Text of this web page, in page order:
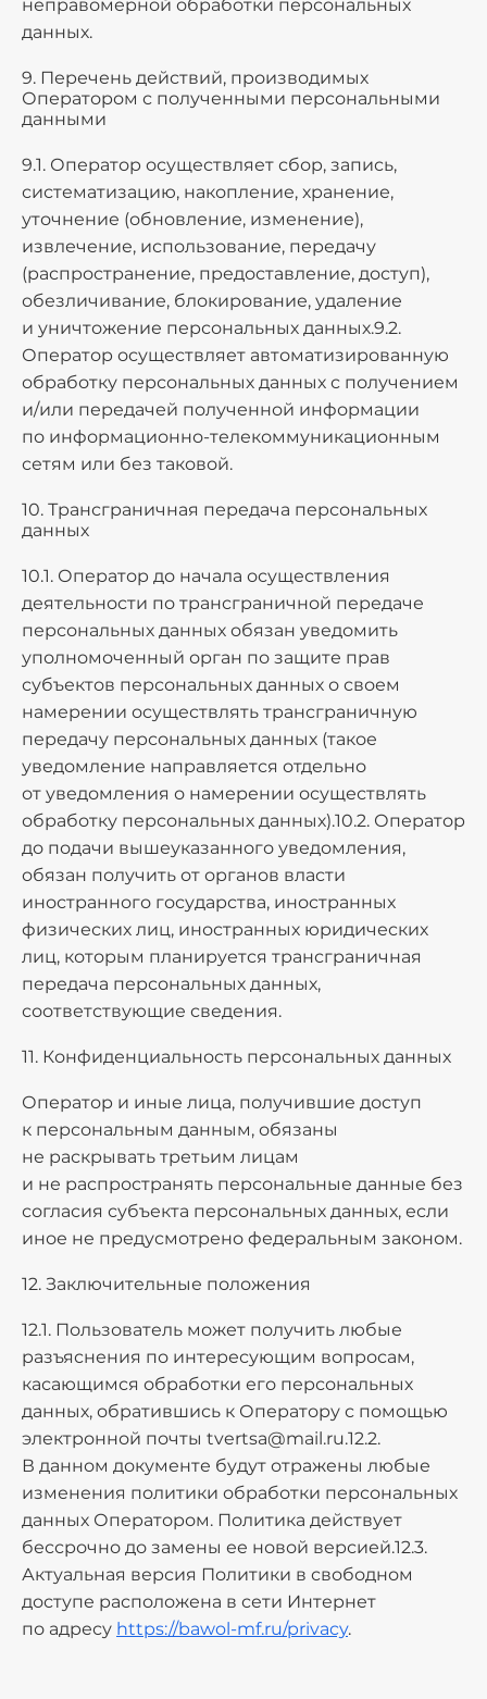
неправомерной обработки персональных
данных.
9. Перечень действий, производимых
Оператором с полученными персональными
данными
9.1. Оператор осуществляет сбор, запись,
систематизацию, накопление, хранение,
уточнение (обновление, изменение),
извлечение, использование, передачу
(распространение, предоставление, доступ),
обезличивание, блокирование, удаление
и уничтожение персональных данных.9.2.
Оператор осуществляет автоматизированную
обработку персональных данных с получением
и/или передачей полученной информации
по информационно-телекоммуникационным
сетям или без таковой.
10. Трансграничная передача персональных
данных
10.1. Оператор до начала осуществления
деятельности по трансграничной передаче
персональных данных обязан уведомить
уполномоченный орган по защите прав
субъектов персональных данных о своем
намерении осуществлять трансграничную
передачу персональных данных (такое
уведомление направляется отдельно
от уведомления о намерении осуществлять
обработку персональных данных).10.2. Оператор
до подачи вышеуказанного уведомления,
обязан получить от органов власти
иностранного государства, иностранных
физических лиц, иностранных юридических
лиц, которым планируется трансграничная
передача персональных данных,
соответствующие сведения.
11. Конфиденциальность персональных данных
Оператор и иные лица, получившие доступ
к персональным данным, обязаны
не раскрывать третьим лицам
и не распространять персональные данные без
согласия субъекта персональных данных, если
иное не предусмотрено федеральным законом.
12. Заключительные положения
12.1. Пользователь может получить любые
разъяснения по интересующим вопросам,
касающимся обработки его персональных
данных, обратившись к Оператору с помощью
электронной почты tvertsa@mail.ru.12.2.
В данном документе будут отражены любые
изменения политики обработки персональных
данных Оператором. Политика действует
бессрочно до замены ее новой версией.12.3.
Актуальная версия Политики в свободном
доступе расположена в сети Интернет
по адресу https://bawol-mf.ru/privacy.